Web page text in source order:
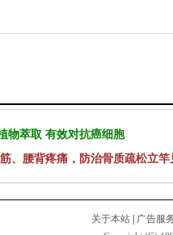
物萃取 有效对抗癌细胞
、腰背疼痛，防治骨质疏松立竿
关于本站 | 广告服